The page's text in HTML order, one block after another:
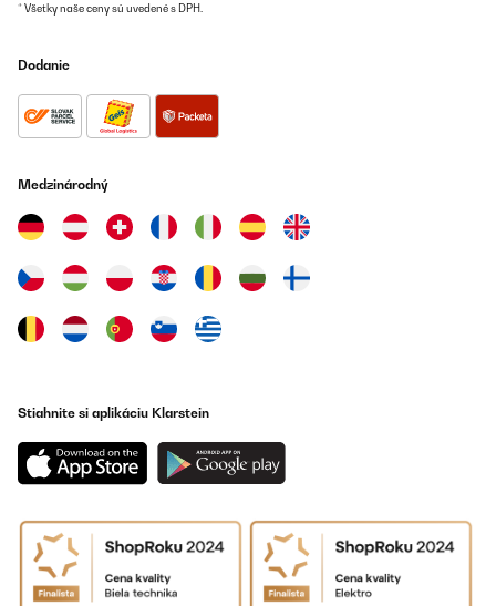
* Všetky naše ceny sú uvedené s DPH.
Dodanie
Medzinárodný
Stiahnite si aplikáciu Klarstein